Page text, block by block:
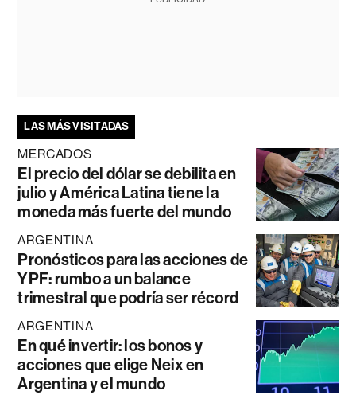
LAS MÁS VISITADAS
MERCADOS
El precio del dólar se debilita en
julio y América Latina tiene la
moneda más fuerte del mundo
ARGENTINA
Pronósticos para las acciones de
YPF: rumbo a un balance
trimestral que podría ser récord
ARGENTINA
En qué invertir: los bonos y
acciones que elige Neix en
Argentina y el mundo